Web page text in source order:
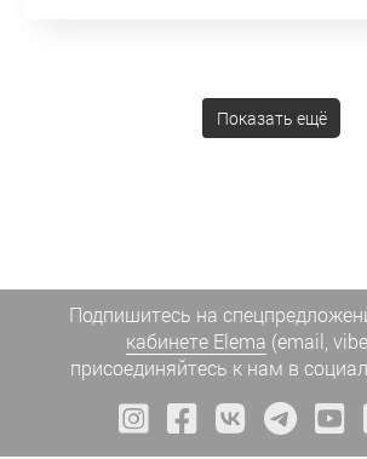
Показать ещё
Подпишитесь на
кабинете Elema (email,
присоединяйтесь к нам в